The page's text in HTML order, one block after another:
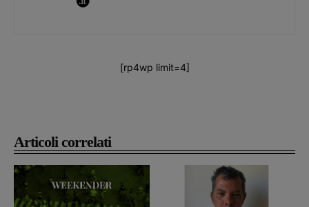
Articoli correlati
[rp4wp limit=4]